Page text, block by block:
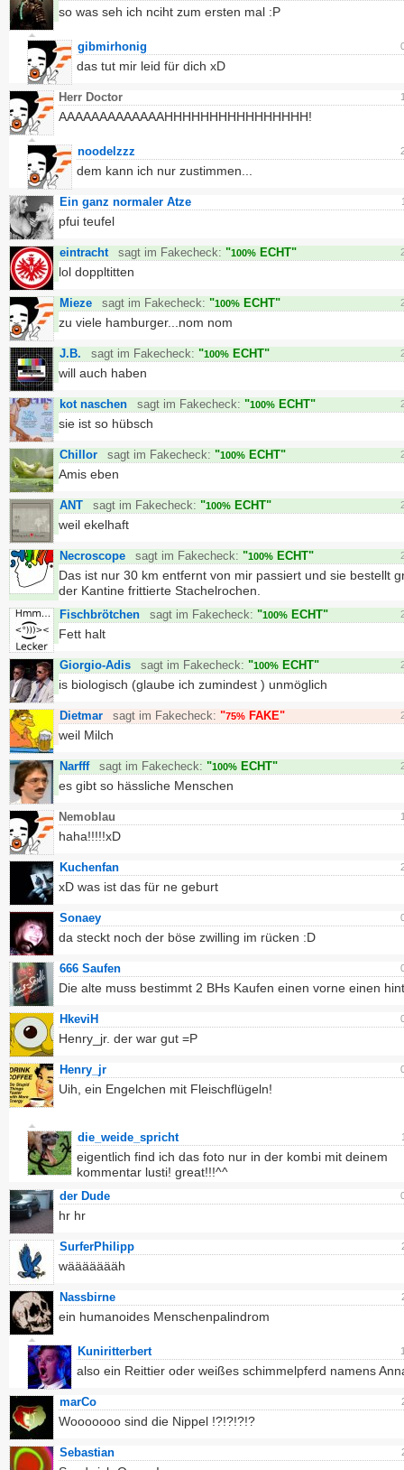
so was seh ich nciht zum ersten mal :P
gibmirhonig
das tut mir leid für dich xD
Herr Doctor
AAAAAAAAAAAAAHHHHHHHHHHHHHHHH!
noodelzzz
dem kann ich nur zustimmen...
Ein ganz normaler Atze
pfui teufel
eintracht sagt im Fakecheck: "100% ECHT"
lol doppltitten
Mieze sagt im Fakecheck: "100% ECHT"
zu viele hamburger...nom nom
J.B. sagt im Fakecheck: "100% ECHT"
will auch haben
kot naschen sagt im Fakecheck: "100% ECHT"
sie ist so hübsch
Chillor sagt im Fakecheck: "100% ECHT"
Amis eben
ANT sagt im Fakecheck: "100% ECHT"
weil ekelhaft
Necroscope sagt im Fakecheck: "100% ECHT"
Das ist nur 30 km entfernt von mir passiert und sie bestellt
der Kantine frittierte Stachelrochen.
Fischbrötchen sagt im Fakecheck: "100% ECHT"
Fett halt
Giorgio-Adis sagt im Fakecheck: "100% ECHT"
is biologisch (glaube ich zumindest ) unmöglich
Dietmar sagt im Fakecheck: "75% FAKE"
weil Milch
Narfff sagt im Fakecheck: "100% ECHT"
es gibt so hässliche Menschen
Nemoblau
haha!!!!!xD
Kuchenfan
xD was ist das für ne geburt
Sonaey
da steckt noch der böse zwilling im rücken :D
666 Saufen
Die alte muss bestimmt 2 BHs Kaufen einen vorne einen
HkeviH
Henry_jr. der war gut =P
Henry_jr
Uih, ein Engelchen mit Fleischflügeln!
die_weide_spricht
eigentlich find ich das foto nur in der kombi mit deinem
kommentar lusti! great!!!^^
der Dude
hr hr
SurferPhilipp
wäääääääh
Nassbirne
ein humanoides Menschenpalindrom
Kuniritterbert
also ein Reittier oder weißes schimmelpferd namens
marCo
Wooooooo sind die Nippel !?!?!?!?
Sebastian